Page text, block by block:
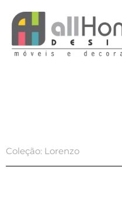
para
conteúdo
Coleção: Lorenzo